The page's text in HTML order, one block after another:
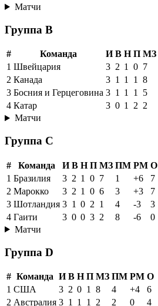
Матчи
Группа B
# Команда И В Н П МЗ
1 Швейцария 3 2 1 0 7
2 Канада 3 1 1 1 8
3 Босния и Герцеговина 3 1 1 1 5
4 Катар 3 0 1 2 2
Матчи
Группа C
# Команда И В Н П МЗ ПМ РМ О
1 Бразилия 3 2 1 0 7 1 +6
7
2 Марокко 3 2 1 0 6 3 +3
7
3 Шотландия 3 1 0 2 1 4 -3
3
4 Гаити 3 0 0 3 2 8 -6
0
Матчи
Группа D
# Команда И В Н П МЗ ПМ РМ О
1 США 3 2 0 1 8 4 +4
6
2 Австралия 3 1 1 1 2 2 0 4